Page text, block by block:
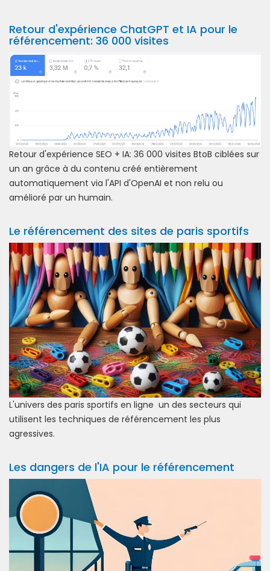
Retour d'expérience ChatGPT et IA pour le
référencement: 36 000 visites
Retour d'expérience SEO + IA: 36 000 visites BtoB ciblées sur
un an grâce à du contenu créé entièrement
automatiquement via l'API d'OpenAI et non relu ou
amélioré par un humain.
Le référencement des sites de paris sportifs
L'univers des paris sportifs en ligne un des secteurs qui
utilisent les techniques de référencement les plus
agressives.
Les dangers de l'IA pour le référencement